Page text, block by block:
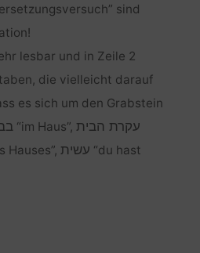
sind
lesbar und in Zeile 2
die vielleicht darauf
es sich um den Grabstein
“im Haus”, עקרת הבית
Hauses”, עשית “du hast